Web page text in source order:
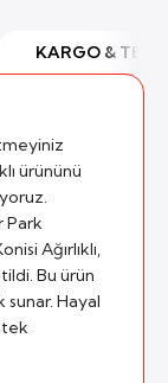
KARGO &
ürününü
Park
Ağırlıklı,
Bu ürün
sunar. Hayal